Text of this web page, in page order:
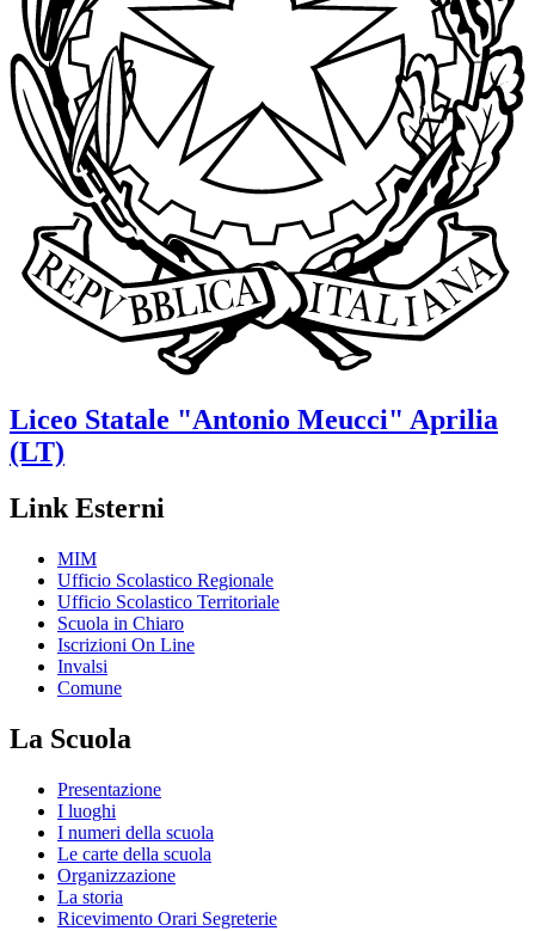
Liceo Statale "Antonio Meucci" Aprilia
(LT)
Link Esterni
MIM
Ufficio Scolastico Regionale
Ufficio Scolastico Territoriale
Scuola in Chiaro
Iscrizioni On Line
Invalsi
Comune
La Scuola
Presentazione
I luoghi
I numeri della scuola
Le carte della scuola
Organizzazione
La storia
Ricevimento Orari Segreterie